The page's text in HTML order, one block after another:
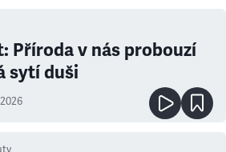
Příroda v nás probouzí
sytí duši